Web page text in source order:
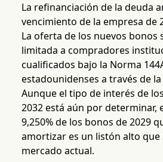
La refinanciación de la deuda
vencimiento de la empresa de
La oferta de los nuevos bonos
limitada a compradores
cualificados bajo la Norma
estadounidenses a través de la
Aunque el tipo de interés de
2032 está aún por determinar,
9,250% de los bonos de 2029
amortizar es un listón alto que
mercado actual.